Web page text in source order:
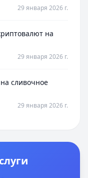
29 января 2026 г.
на
29 января 2026 г.
сливочное
29 января 2026 г.